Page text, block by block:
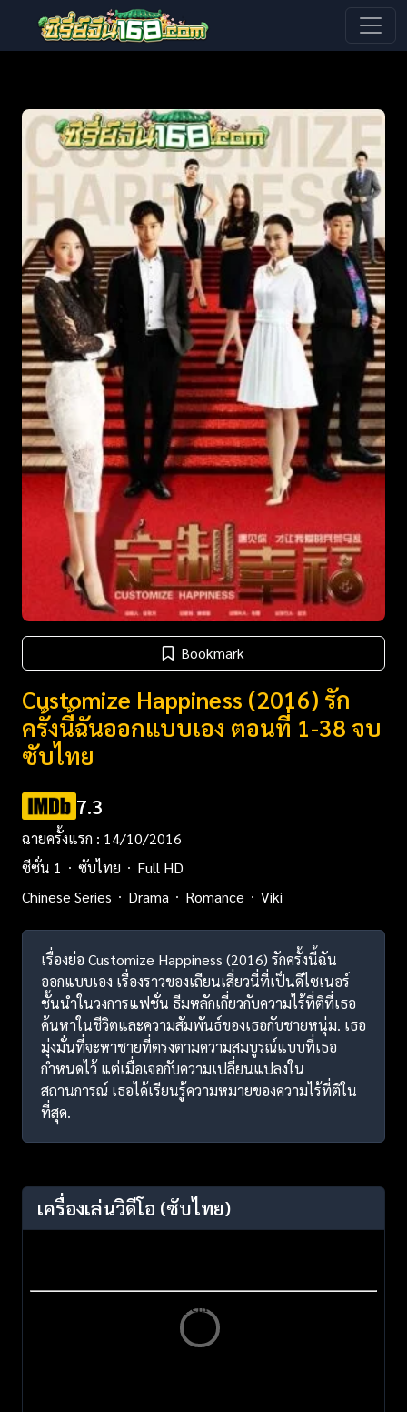
Bookmark
Customize Happiness (2016) รัก
ครั้งนี้ฉันออกแบบเอง ตอนที่ 1-38 จบ
ซับไทย
7.3
ฉายครั้งแรก : 14/10/2016
ซีซั่น 1
ซับไทย
Full HD
Chinese Series
Drama Romance Viki
เรื่องย่อ Customize Happiness (2016) รักครั้งนี้ฉัน
ออกแบบเอง เรื่องราวของเถียนเสี่ยวนี่ที่เป็นดีไซเนอร์
ชั้นนำในวงการแฟชั่น ธีมหลักเกี่ยวกับความไร้ที่ติที่เธอ
ค้นหาในชีวิตและความสัมพันธ์ของเธอกับชายหนุ่ม. เธอ
มุ่งมั่นที่จะหาชายที่ตรงตามความสมบูรณ์แบบที่เธอ
กำหนดไว้ แต่เมื่อเจอกับความเปลี่ยนแปลงใน
สถานการณ์ เธอได้เรียนรู้ความหมายของความไร้ที่ติใน
ที่สุด.
เครื่องเล่นวิดีโอ (ซับไทย)